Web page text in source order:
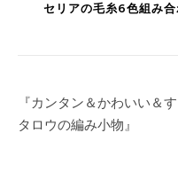
セリアの毛糸6色組み
『カンタン＆かわいい＆
タロウの編み小物』